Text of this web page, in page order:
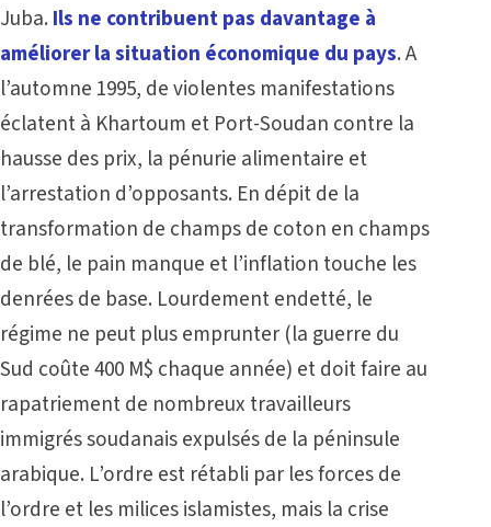
Juba. Ils ne contribuent pas davantage à
améliorer la situation économique du pays. A
l’automne 1995, de violentes manifestations
éclatent à Khartoum et Port-Soudan contre la
hausse des prix, la pénurie alimentaire et
l’arrestation d’opposants. En dépit de la
transformation de champs de coton en champs
de blé, le pain manque et l’inflation touche les
denrées de base. Lourdement endetté, le
régime ne peut plus emprunter (la guerre du
Sud coûte 400 M$ chaque année) et doit faire au
rapatriement de nombreux travailleurs
immigrés soudanais expulsés de la péninsule
arabique. L’ordre est rétabli par les forces de
l’ordre et les milices islamistes, mais la crise